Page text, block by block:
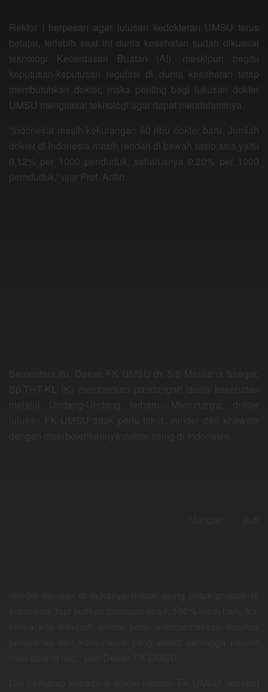
Rektor I berpesan agar lulusan kedokteran UMSU terus
belajar, terlebih saat ini dunia kesehatan sudah dikuasai
teknologi Kecerdasan Buatan (AI), meskipun begitu
keputusan-keputusan regulasi di dunia kesehatan tetap
membutuhkan dokter, maka penting bagi lukusan dokter
UMSU menguasai teknologi agar dapat mendalaminya.
“Indonesia masih kekurangan 60 ribu dokter baru. Jumlah
dokter di Indonesia masih rendah di bawah rasio asia yaitu
0,12% per 1000 penduduk, seharusnya 0,20% per 1000
pernduduk,” ujar Prof. Arifin.